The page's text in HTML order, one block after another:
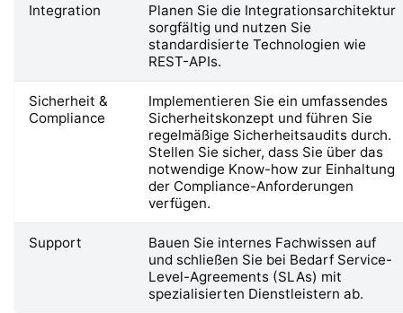
Integration
Planen Sie die Integrationsarchitektur
sorgfältig und nutzen Sie
standardisierte Technologien wie
REST-APIs.
Sicherheit &
Compliance
Implementieren Sie ein umfassendes
Sicherheitskonzept und führen Sie
regelmäßige Sicherheitsaudits durch.
Stellen Sie sicher, dass Sie über das
notwendige Know-how zur Einhaltung
der Compliance-Anforderungen
verfügen.
Support
Bauen Sie internes Fachwissen auf
und schließen Sie bei Bedarf Service-
Level-Agreements (SLAs) mit
spezialisierten Dienstleistern ab.